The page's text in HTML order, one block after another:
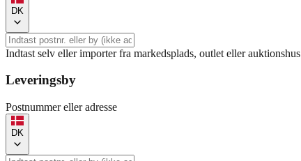
DK
Indtast selv eller importer fra markedsplads, outlet eller auktionshus
Leveringsby
Postnummer eller adresse
DK